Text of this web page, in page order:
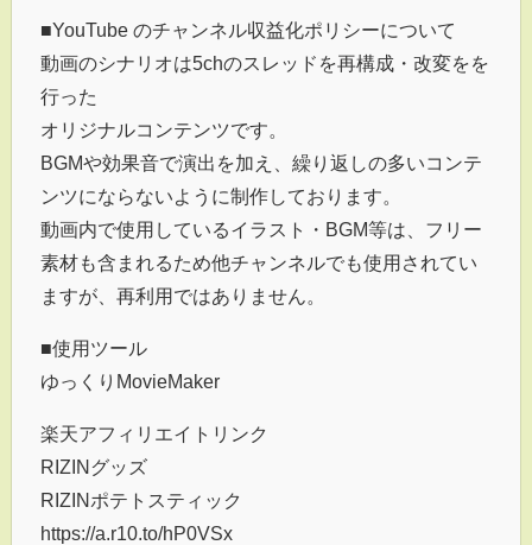
■YouTube のチャンネル収益化ポリシーについて
動画のシナリオは5chのスレッドを再構成・改変をを
行った
オリジナルコンテンツです。
BGMや効果音で演出を加え、繰り返しの多いコンテ
ンツにならないように制作しております。
動画内で使用しているイラスト・BGM等は、フリー
素材も含まれるため他チャンネルでも使用されてい
ますが、再利用ではありません。
■使用ツール
ゆっくりMovieMaker
楽天アフィリエイトリンク
RIZINグッズ
RIZINポテトスティック
https://a.r10.to/hP0VSx